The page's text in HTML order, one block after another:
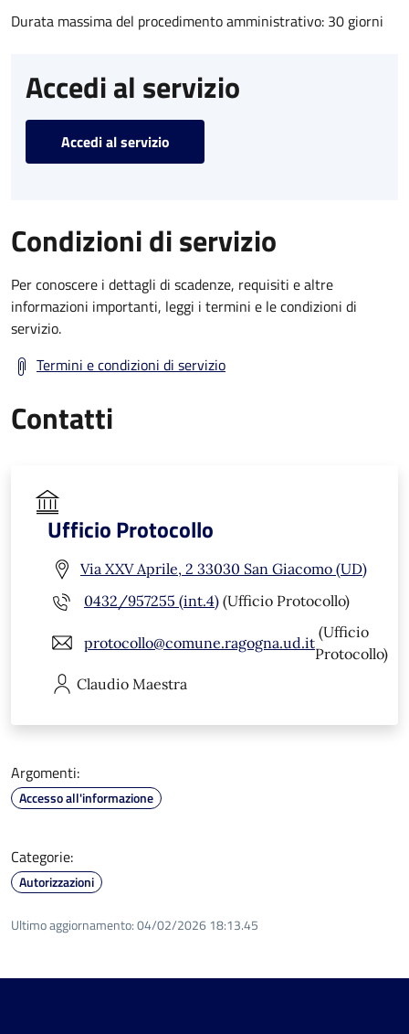
Durata massima del procedimento amministrativo: 30 giorni
Accedi al servizio
Accedi al servizio
Condizioni di servizio
Per conoscere i dettagli di scadenze, requisiti e altre
informazioni importanti, leggi i termini e le condizioni di
servizio.
Termini e condizioni di servizio
Contatti
Ufficio Protocollo
Via XXV Aprile, 2 33030 San Giacomo (UD)
0432/957255 (int.4) (Ufficio Protocollo)
protocollo@comune.ragogna.ud.it
(Ufficio
Protocollo)
Claudio Maestra
Argomenti:
Accesso all'informazione
Categorie:
Autorizzazioni
Ultimo aggiornamento:04/02/2026 18:13.45